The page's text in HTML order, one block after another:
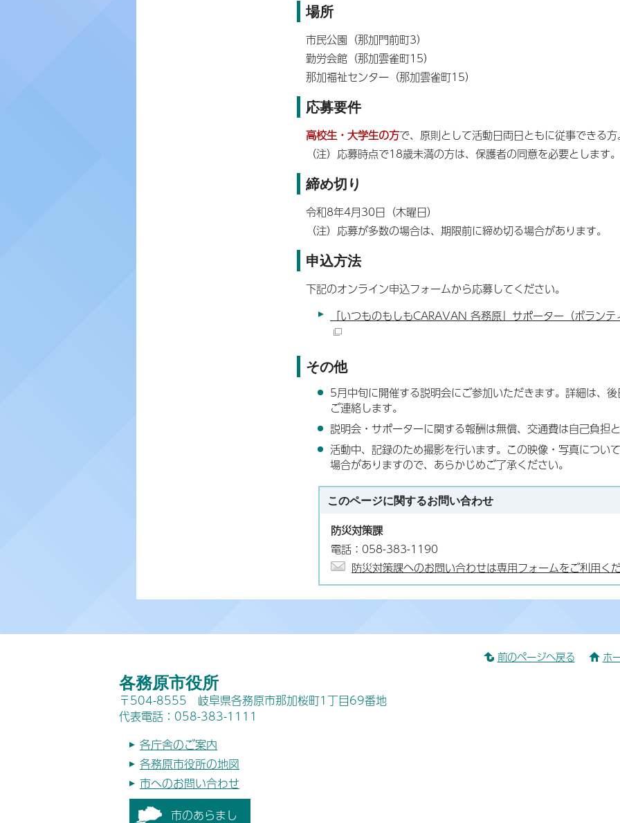
場所
市民公園（那加門前町3）
勤労会館（那加雲雀町15）
那加福祉センター（那加雲雀町15）
応募要件
高校生・大学生の方で、原則として活動日両日ともに従事できる方
（注）応募時点で18歳未満の方は、保護者の同意を必要とします。
締め切り
令和8年4月30日（木曜日）
（注）応募が多数の場合は、期限前に締め切る場合があります。
申込方法
下記のオンライン申込フォームから応募してください。
「いつものもしもCARAVAN 各務原」サポーター（ボラン
その他
5月中旬に開催する説明会にご参加いただきます。詳細は、
ご連絡します。
説明会・サポーターに関する報酬は無償、交通費は自己負担
活動中、記録のため撮影を行います。この映像・写真につい
場合がありますので、あらかじめご了承ください。
このページに関するお問い合わせ
防災対策課
電話：058-383-1190
防災対策課へのお問い合わせは専用フォームをご利用く
前のページへ戻る ホ
各務原市役所
〒504-8555 岐阜県各務原市那加桜町1丁目69番地
代表電話：058-383-1111
各庁舎のご案内
各務原市役所の地図
市へのお問い合わせ
市のあらまし